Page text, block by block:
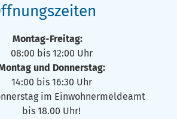
Montag-Freitag:
08:00 bis 12:00 Uhr
und Donnerstag:
14:00 bis 16:30 Uhr
im Einwohnermeldeamt
bis 18.00 Uhr!